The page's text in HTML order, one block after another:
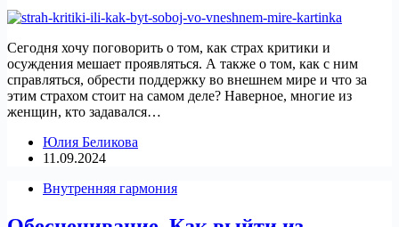
Сегодня хочу поговорить о том, как страх критики и
осуждения мешает проявляться. А также о том, как с ним
справляться, обрести поддержку во внешнем мире и что за
этим страхом стоит на самом деле? Наверное, многие из
женщин, кто задавался…
Юлия Беликова
11.09.2024
Внутренняя гармония